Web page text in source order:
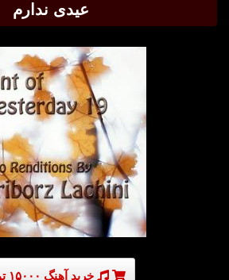
عیدی ندارم
خرید آهنگ ۱۵۰۰۰ تومان